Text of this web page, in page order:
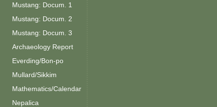
Mustang: Docum. 1
Mustang: Docum. 2
Mustang: Docum. 3
Archaeology Report
Everding/Bon-po
Mullard/Sikkim
Mathematics/Calendar
Nepalica